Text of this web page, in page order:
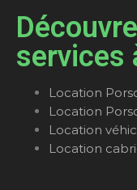
services
Location
Location
Location
Location